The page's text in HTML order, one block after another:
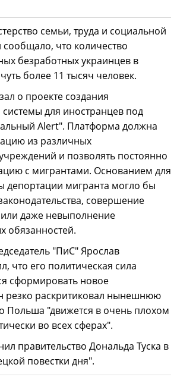
семьи, труда и социальной
что количество
безработных украинцев в
более 11 тысяч человек.
о проекте создания
для иностранцев под
Alert". Платформа должна
из различных
и позволять постоянно
с мигрантами. Основанием для
депортации мигранта могло бы
совершение
даже невыполнение
обязанностей.
"ПиС" Ярослав
что его политическая сила
сформировать новое
резко раскритиковал нынешнюю
Польша "движется в очень плохом
во всех сферах".
правительство Дональда Туска в
повестки дня".